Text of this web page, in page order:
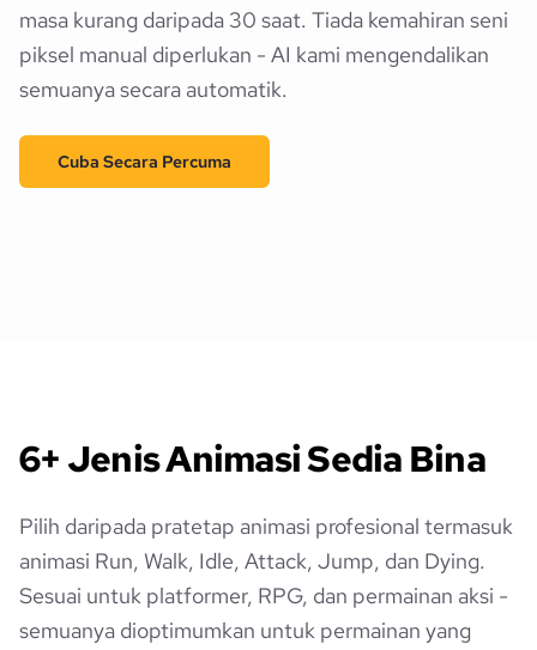
masa kurang daripada 30 saat. Tiada kemahiran seni
piksel manual diperlukan - AI kami mengendalikan
semuanya secara automatik.
Cuba Secara Percuma
6+ Jenis Animasi Sedia Bina
Pilih daripada pratetap animasi profesional termasuk
animasi Run, Walk, Idle, Attack, Jump, dan Dying.
Sesuai untuk platformer, RPG, dan permainan aksi -
semuanya dioptimumkan untuk permainan yang